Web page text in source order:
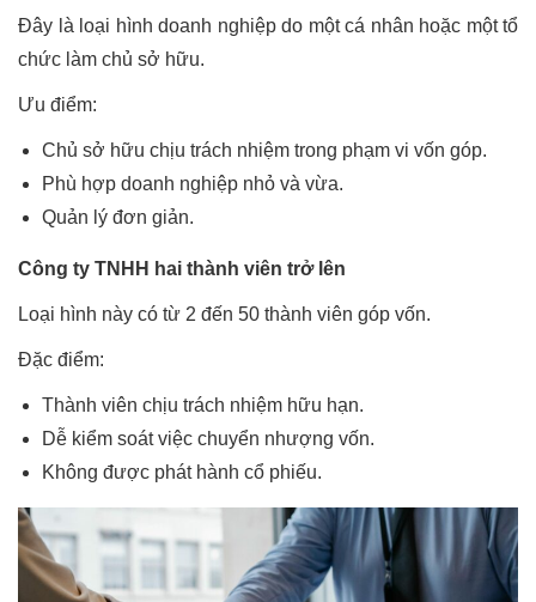
Đây là loại hình doanh nghiệp do một cá nhân hoặc một tổ
chức làm chủ sở hữu.
Ưu điểm:
Chủ sở hữu chịu trách nhiệm trong phạm vi vốn góp.
Phù hợp doanh nghiệp nhỏ và vừa.
Quản lý đơn giản.
Công ty TNHH hai thành viên trở lên
Loại hình này có từ 2 đến 50 thành viên góp vốn.
Đặc điểm:
Thành viên chịu trách nhiệm hữu hạn.
Dễ kiểm soát việc chuyển nhượng vốn.
Không được phát hành cổ phiếu.